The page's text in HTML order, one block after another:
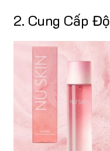
2. Cung Cấp